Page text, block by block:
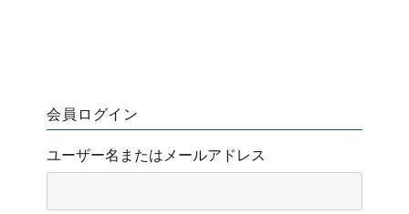
会員ログイン
ユーザー名またはメールアドレス